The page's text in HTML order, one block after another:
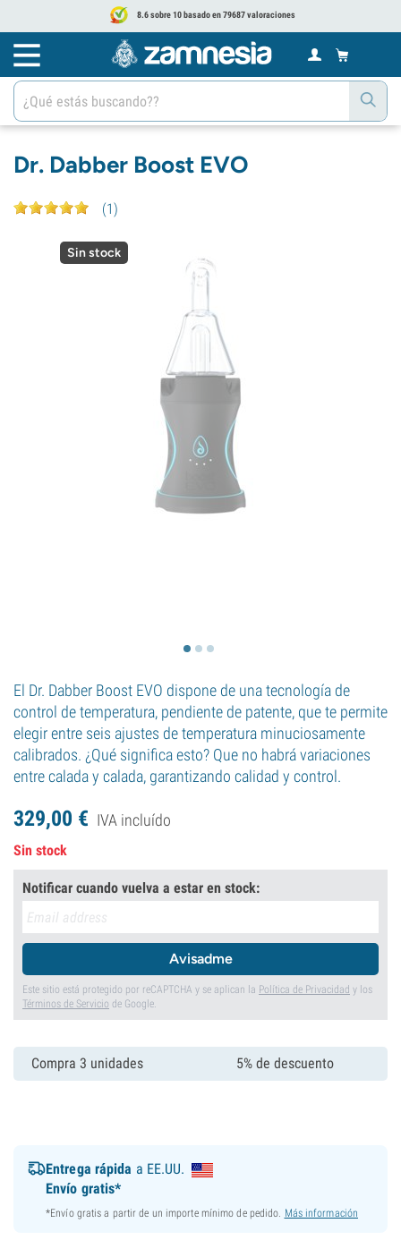
8.6 sobre 10 basado en 79687 valoraciones
Dr. Dabber Boost EVO
(1)
Sin stock
El Dr. Dabber Boost EVO dispone de una tecnología de
control de temperatura, pendiente de patente, que te permite
elegir entre seis ajustes de temperatura minuciosamente
calibrados. ¿Qué significa esto? Que no habrá variaciones
entre calada y calada, garantizando calidad y control.
329,00 € IVA incluído
Sin stock
Notificar cuando vuelva a estar en stock:
Avisadme
Este sitio está protegido por reCAPTCHA y se aplican la Política de Privacidad y los
Términos de Servicio de Google.
Compra 3 unidades 5% de descuento
Entrega rápida a EE.UU.
Envío gratis*
*Envío gratis a partir de un importe mínimo de pedido. Más información